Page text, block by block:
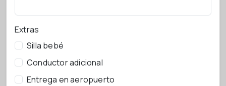
Extras
Silla bebé
Conductor adicional
Entrega en aeropuerto